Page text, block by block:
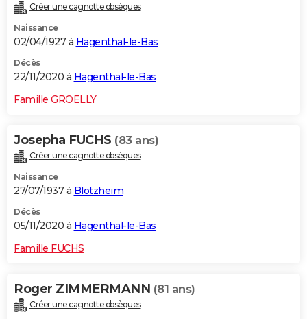
Créer une cagnotte obsèques
Naissance
02/04/1927 à Hagenthal-le-Bas
Décès
22/11/2020 à Hagenthal-le-Bas
Famille GROELLY
Josepha FUCHS (83 ans)
Créer une cagnotte obsèques
Naissance
27/07/1937 à Blotzheim
Décès
05/11/2020 à Hagenthal-le-Bas
Famille FUCHS
Roger ZIMMERMANN (81 ans)
Créer une cagnotte obsèques